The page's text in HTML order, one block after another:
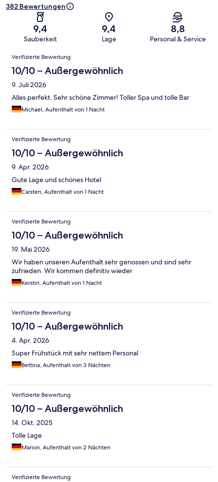
382 Bewertungen
9,4
Sauberkeit
9,4
Lage
8,8
Personal & Service
Bewertungen
Verifizierte Bewertung
10/10 – Außergewöhnlich
9. Juli 2026
Alles perfekt. Sehr schöne Zimmer! Toller Spa und tolle Bar
Michael, Aufenthalt von 1 Nacht
Verifizierte Bewertung
10/10 – Außergewöhnlich
9. Apr. 2026
Gute Lage und schönes Hotel
Carsten, Aufenthalt von 1 Nacht
Verifizierte Bewertung
10/10 – Außergewöhnlich
19. Mai 2026
Wir haben unseren Aufenthalt sehr genossen und sind sehr
zufrieden. Wir kommen definitiv wieder
Kerstin, Aufenthalt von 1 Nacht
Verifizierte Bewertung
10/10 – Außergewöhnlich
4. Apr. 2026
Super Frühstück mit sehr nettem Personal
Bettina, Aufenthalt von 3 Nächten
Verifizierte Bewertung
10/10 – Außergewöhnlich
14. Okt. 2025
Tolle Lage
Marion, Aufenthalt von 2 Nächten
Verifizierte Bewertung